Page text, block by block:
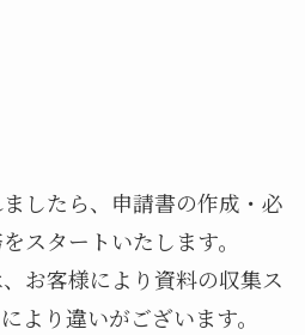
したら、申請書の作成・必
スタートいたします。
お客様により資料の収集ス
より違いがございます。